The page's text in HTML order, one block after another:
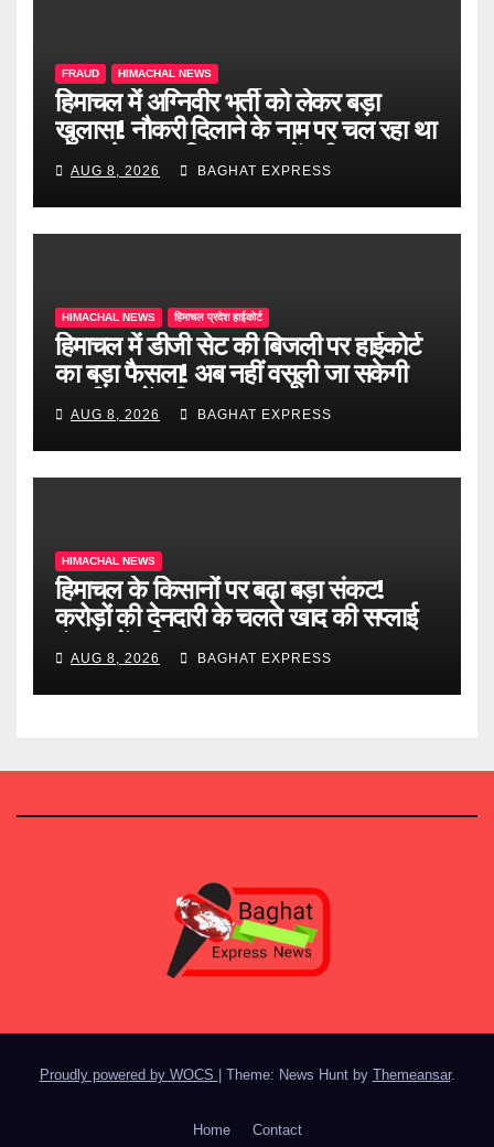
FRAUD HIMACHAL NEWS
हिमाचल में अग्निवीर भर्ती को लेकर बड़ा
खुलासा! नौकरी दिलाने के नाम पर चल रहा था
खेल, दो दलाल गिरफ्तार, जानें पूरी खबर
AUG 8, 2026 BAGHAT EXPRESS
HIMACHAL NEWS हिमाचल प्रदेश हाईकोर्ट
हिमाचल में डीजी सेट की बिजली पर हाईकोर्ट
का बड़ा फैसला! अब नहीं वसूली जा सकेगी
ड्यूटी, जानें पूरी खबर
AUG 8, 2026 BAGHAT EXPRESS
HIMACHAL NEWS
हिमाचल के किसानों पर बढ़ा बड़ा संकट!
करोड़ों की देनदारी के चलते खाद की सप्लाई
बंद, जानें पूरी खबर
AUG 8, 2026 BAGHAT EXPRESS
Proudly powered by WOCS Theme: News Hunt by Themeansar.
Home Contact